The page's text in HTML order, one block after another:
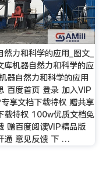
然力和科学的应用_图文_
库机器自然力和科学的应
器自然力和科学的应用
百度首页 登录 加入VIP
享文档下载特权 赠共享
载特权 100w优质文档免
赠百度阅读VIP精品版
通 意见反馈 下 …